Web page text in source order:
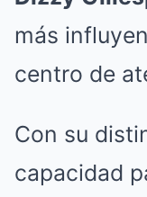
más
centro de
Con su
capacidad